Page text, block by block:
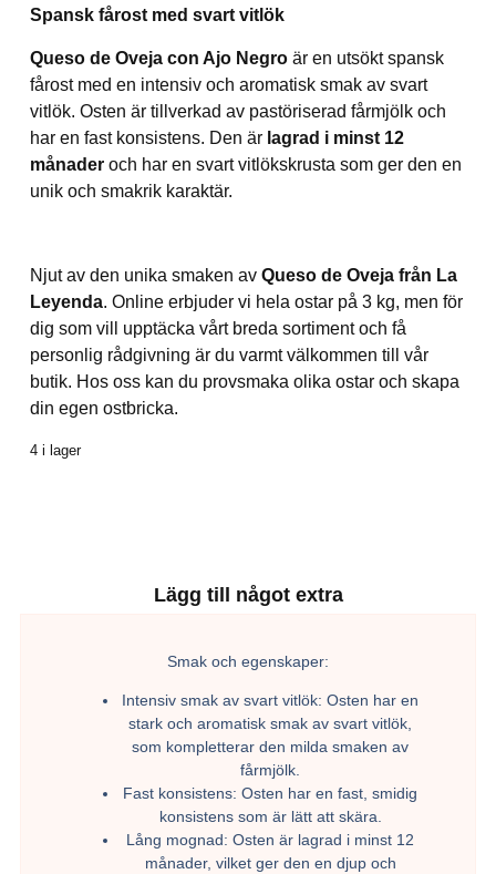
Spansk fårost med svart vitlök
Queso de Oveja con Ajo Negroär en utsökt spansk
fårost med en intensiv och aromatisk smak av svart
vitlök. Osten är tillverkad av pastöriserad fårmjölk och
har en fast konsistens. Den är lagrad i minst 12
månaderoch har en svart vitlökskrusta som ger den en
unik och smakrik karaktär.
Njut av den unika smaken av Queso de Oveja från La
Leyenda. Online erbjuder vi hela ostar på 3 kg, men för
dig som vill upptäcka vårt breda sortiment och få
personlig rådgivning är du varmt välkommen till vår
butik. Hos oss kan du provsmaka olika ostar och skapa
din egen ostbricka.
4 i lager
Lägg till något extra
Smak och egenskaper:
Intensiv smak av svart vitlök: Osten har en
stark och aromatisk smak av svart vitlök,
som kompletterar den milda smaken av
fårmjölk.
Fast konsistens: Osten har en fast, smidig
konsistens som är lätt att skära.
Lång mognad: Osten är lagrad i minst 12
månader, vilket ger den en djup och